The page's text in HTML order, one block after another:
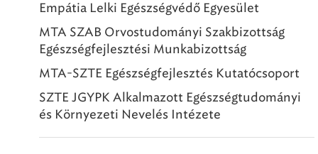
Empátia Lelki Egészségvédő Egyesület
MTA SZAB Orvostudományi Szakbizottság
Egészségfejlesztési Munkabizottság
MTA-SZTE Egészségfejlesztés Kutatócsoport
SZTE JGYPK Alkalmazott Egészségtudományi
és Környezeti Nevelés Intézete